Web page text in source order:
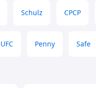
Schulz СРСР
UFC Penny Safe